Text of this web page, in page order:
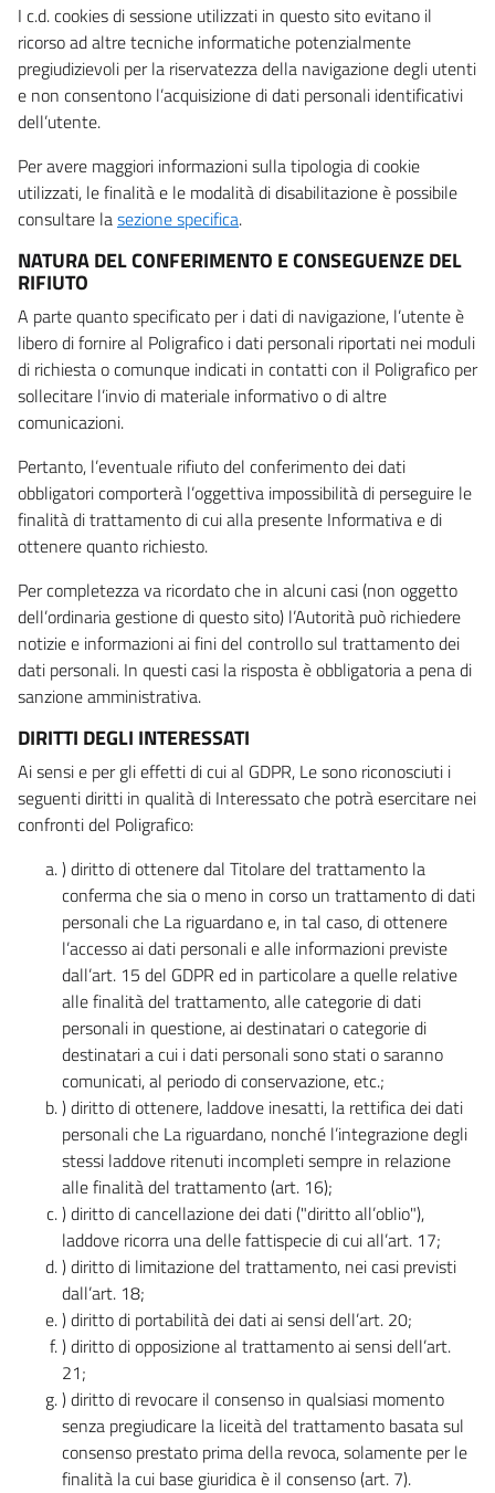
I c.d. cookies di sessione utilizzati in questo sito evitano il
ricorso ad altre tecniche informatiche potenzialmente
pregiudizievoli per la riservatezza della navigazione degli utenti
e non consentono l’acquisizione di dati personali identificativi
dell’utente.
Per avere maggiori informazioni sulla tipologia di cookie
utilizzati, le finalità e le modalità di disabilitazione è possibile
consultare lasezione specifica.
NATURA DEL CONFERIMENTO E CONSEGUENZE DEL
RIFIUTO
A parte quanto specificato per i dati di navigazione, l’utente è
libero di fornire al Poligrafico i dati personali riportati nei moduli
di richiesta o comunque indicati in contatti con il Poligrafico per
sollecitare l’invio di materiale informativo o di altre
comunicazioni.
Pertanto, l’eventuale rifiuto del conferimento dei dati
obbligatori comporterà l’oggettiva impossibilità di perseguire le
finalità di trattamento di cui alla presente Informativa e di
ottenere quanto richiesto.
Per completezza va ricordato che in alcuni casi (non oggetto
dell’ordinaria gestione di questo sito) l’Autorità può richiedere
notizie e informazioni ai fini del controllo sul trattamento dei
dati personali. In questi casi la risposta è obbligatoria a pena di
sanzione amministrativa.
DIRITTI DEGLI INTERESSATI
Ai sensi e per gli effetti di cui al GDPR, Le sono riconosciuti i
seguenti diritti in qualità di Interessato che potrà esercitare nei
confronti del Poligrafico:
) diritto di ottenere dal Titolare del trattamento la
conferma che sia o meno in corso un trattamento di dati
personali che La riguardano e, in tal caso, di ottenere
l’accesso ai dati personali e alle informazioni previste
dall’art. 15 del GDPR ed in particolare a quelle relative
alle finalità del trattamento, alle categorie di dati
personali in questione, ai destinatari o categorie di
destinatari a cui i dati personali sono stati o saranno
comunicati, al periodo di conservazione, etc.;
) diritto di ottenere, laddove inesatti, la rettifica dei dati
personali che La riguardano, nonché l’integrazione degli
stessi laddove ritenuti incompleti sempre in relazione
alle finalità del trattamento (art. 16);
) diritto di cancellazione dei dati ("diritto all’oblio"),
laddove ricorra una delle fattispecie di cui all’art. 17;
) diritto di limitazione del trattamento, nei casi previsti
dall’art. 18;
) diritto di portabilità dei dati ai sensi dell’art. 20;
) diritto di opposizione al trattamento ai sensi dell’art.
21;
) diritto di revocare il consenso in qualsiasi momento
senza pregiudicare la liceità del trattamento basata sul
consenso prestato prima della revoca, solamente per le
finalità la cui base giuridica è il consenso (art. 7).